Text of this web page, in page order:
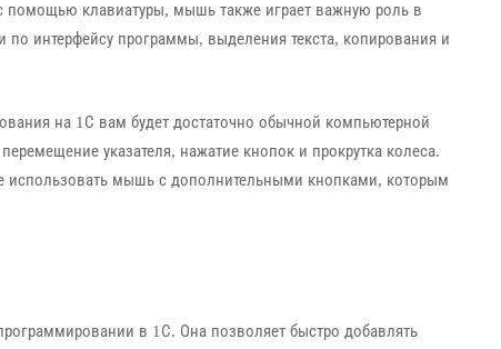
клавиатуры, мышь также играет важную роль в
по интерфейсу программы, выделения текста, копирования и
на 1С вам будет достаточно обычной компьютерной
указателя, нажатие кнопок и прокрутка колеса.
мышь с дополнительными кнопками, которым
в 1С. Она позволяет быстро добавлять